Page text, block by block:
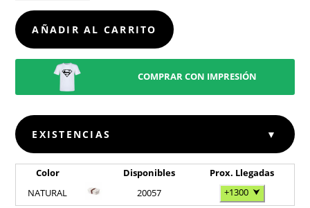
AÑADIR AL CARRITO
COMPRAR CON IMPRESIÓN
EXISTENCIAS ▼
Color Disponibles
Prox. Llegadas
NATURAL
20057 +1300 ⮟